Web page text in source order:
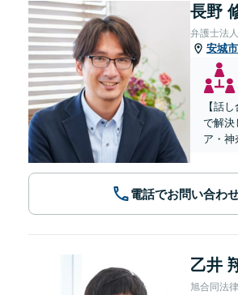
長野
弁護士法
安城市
【話
で解決
ア・神
電話でお問い合わ
乙井
旭合同法